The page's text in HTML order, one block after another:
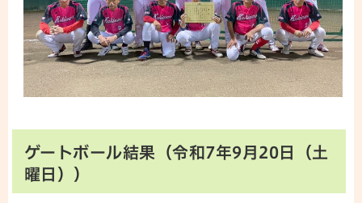
ゲートボール結果（令和7年9月20日（土
曜日））